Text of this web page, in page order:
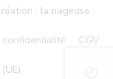
: la nageuse
CGV